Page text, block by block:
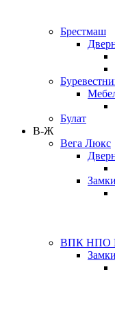
Брестмаш
Булат
В-Ж
Вега Люкс
Замки
ВПК НПО
Замки